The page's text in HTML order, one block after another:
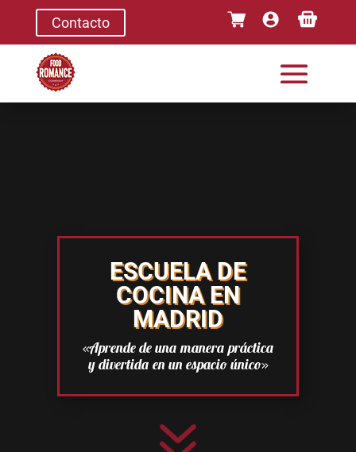
Contacto
ESCUELA DE
COCINA EN
MADRID
«Aprende de una manera práctica
y divertida en un espacio único»
7